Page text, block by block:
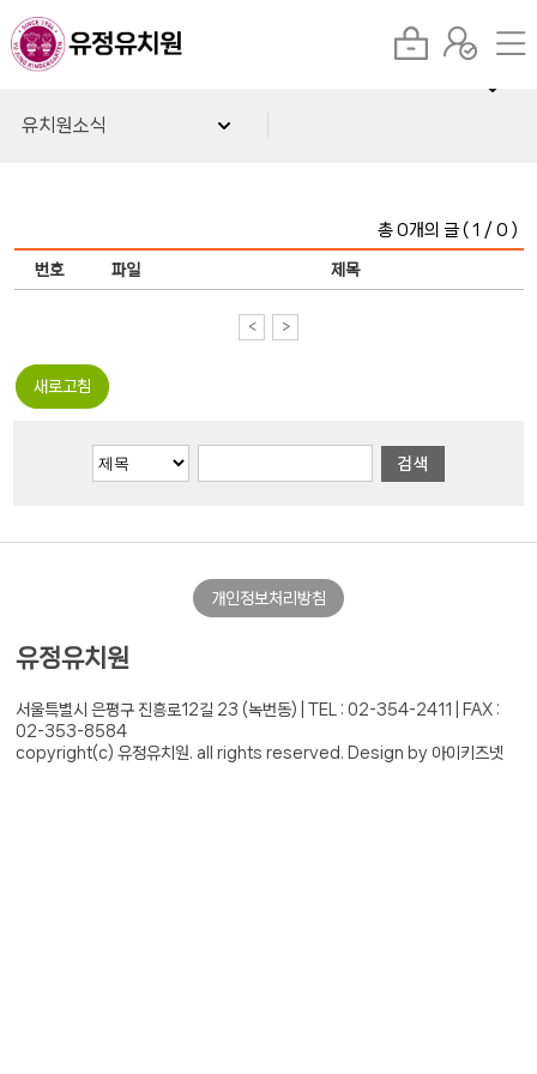
유치원소식
총 0개의 글 ( 1 / 0 )
번호 파일 제목
< >
새로고침
개인정보처리방침
유정유치원
서울특별시 은평구 진흥로12길 23 (녹번동) |
TEL : 02-354-2411 | FAX :
02-353-8584
copyright(c) 유정유치원. all rights reserved.
Design by 아이키즈넷